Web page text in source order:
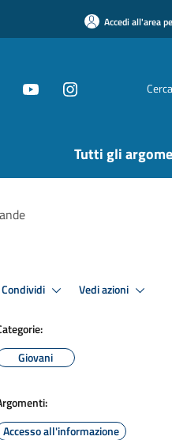
Accedi all'area
Cerca
Tutti gli
Condividi Vedi azioni
Giovani
Accesso all'informazione